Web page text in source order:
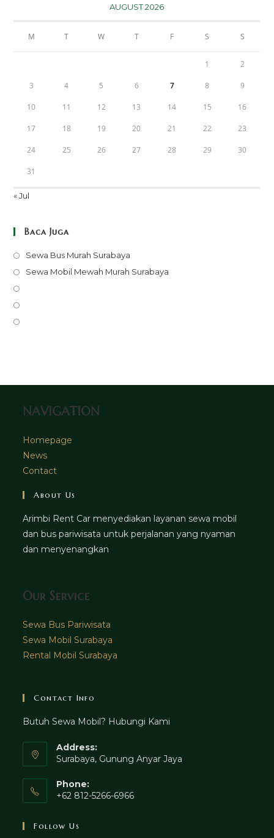
AUGUST 2026
M T W T F S S
1 2
3 4 5 6 7 8 9
10 11 12 13 14 15 16
17 18 19 20 21 22 23
24 25 26 27 28 29 30
31
« Jul
Baca Juga
Sewa Bus Murah Surabaya
in
Sewa Mobil Mewah Murah Surabaya
tab
NAVIGATION
Homepage
News
Contact
About Us
Arimbi Rent Car menyediakan layanan sewa mobil
dan bus pariwisata untuk perjalanan yang nyaman
dan menyenangkan
Our Service
Sewa Bus Pariwisata
Sewa Mobil Surabaya
Rental Mobil Surabaya
Contact Info
Butuh Sewa Mobil? Hubungi Kami
Address:
Surabaya, Gunung Anyar Jaya
Phone:
+62 812-5266-6966
Follow Us